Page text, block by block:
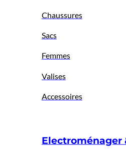
Chaussures
Sacs
Femmes
Valises
Accessoires
Electroménager